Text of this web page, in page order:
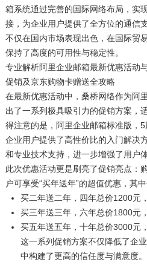
箱系统通过完善的国际网络布局，实
接，为企业用户提供了全方位的通信
不仅在国内市场表现出色，在国际贸
保持了高度的可用性与稳定性。
专业解析阿里企业邮箱最新优惠活动
促销及京东购物卡赠送全攻略
在最新优惠活动中，桑桥网络作为阿
出了一系列极具吸引力的促销方案，
得注意的是，阿里企业邮箱标准版，
企业用户提供了高性价比的入门解决
和专业技术支持，进一步增强了用户体
此次优惠活动更是刷亮了促销亮点：
户可享受“买年送年”的超值优惠，其中
买二年送二年，四年总价1200元
买三年送三年，六年总价1800元
买五年送五年，十年总价3000元
这一系列促销方案不仅降低了企
中构建了更高的信任度与满意度。